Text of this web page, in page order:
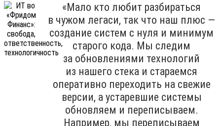
«Мало кто любит разбираться
в чужом легаси, так что наш плюс —
создание систем с нуля и минимум
старого кода. Мы следим
за обновлениями технологий
из нашего стека и стараемся
оперативно переходить на свежие
версии, а устаревшие системы
обновляем и переписываем.
Например, мы переписываем